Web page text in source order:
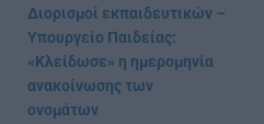
Διορισμοί εκπαιδευτικών –
Υπουργείο Παιδείας:
«Κλείδωσε» η ημερομηνία
ανακοίνωσης των
ονομάτων